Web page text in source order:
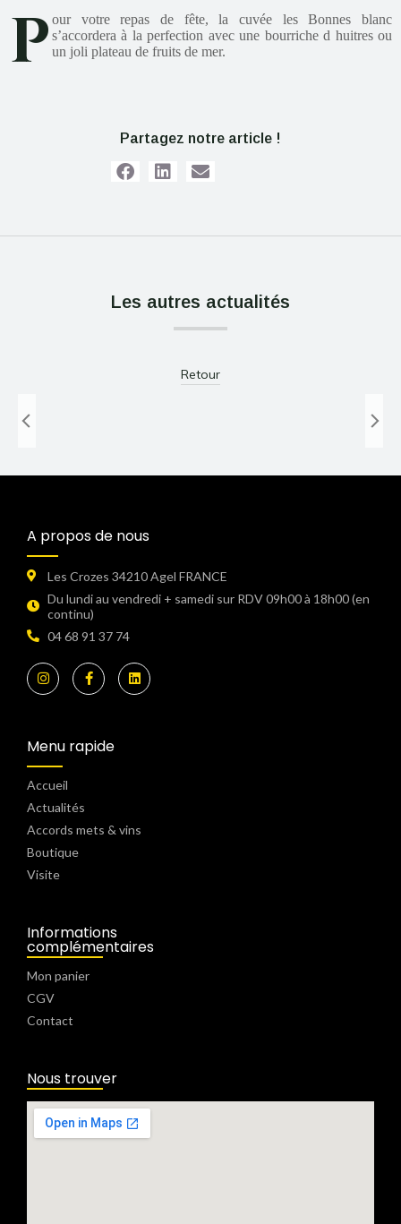
P our votre repas de fête, la cuvée les Bonnes blanc
s’accordera à la perfection avec une bourriche d huitres ou
un joli plateau de fruits de mer.
Partagez notre article !
Les autres actualités
Retour
Le pique-nique vignerons indépendant
A propos de nous
Les Crozes 34210 Agel FRANCE
Du lundi au vendredi + samedi sur RDV 09h00 à 18h00 (en
continu)​
04 68 91 37 74
Menu rapide
Accueil
Actualités
Accords mets & vins
Boutique
Visite
Informations
complémentaires
Mon panier
CGV
Contact
Nous trouver